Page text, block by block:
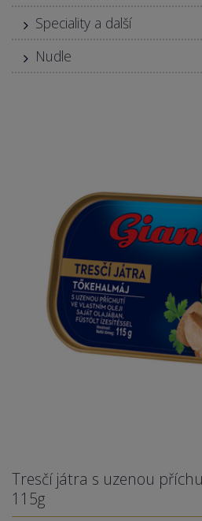
Speciality a další
Nudle
Tresčí játra s uzenou
115g